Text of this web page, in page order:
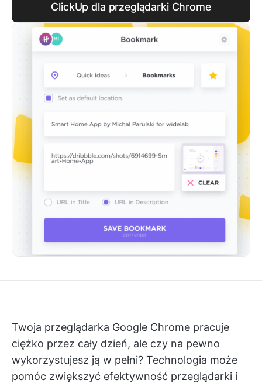
ClickUp dla przeglądarki Chrome
Twoja przeglądarka Google Chrome pracuje
ciężko przez cały dzień, ale czy na pewno
wykorzystujesz ją w pełni? Technologia może
pomóc zwiększyć efektywność przeglądarki i